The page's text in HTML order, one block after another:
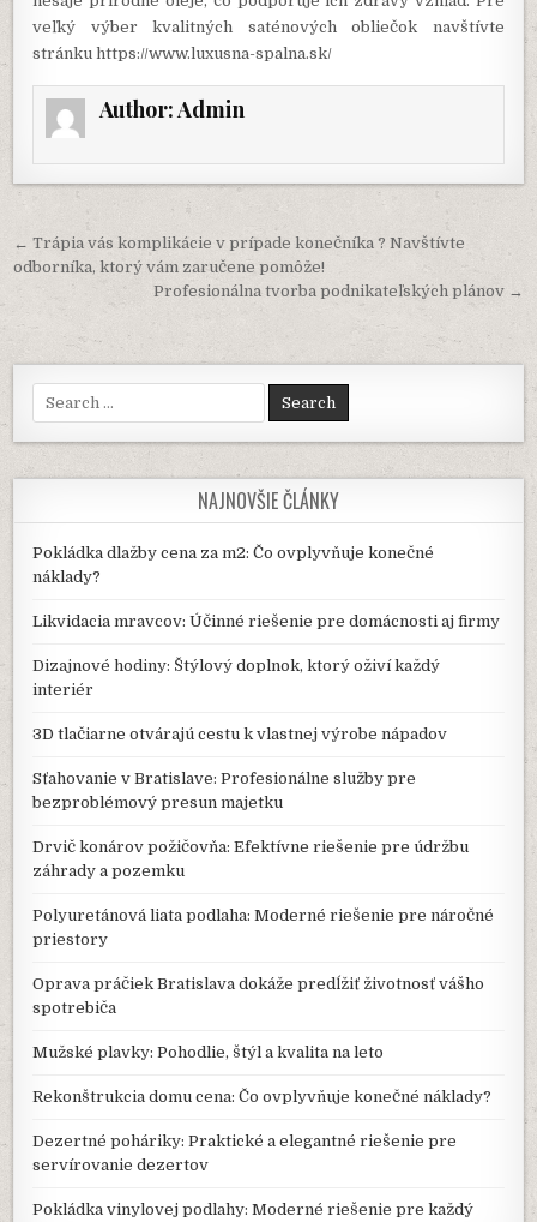
veľký výber kvalitných saténových obliečok navštívte
stránku https://www.luxusna-spalna.sk/
Author:Admin
Navigácia
v
článku
← Trápia vás komplikácie v prípade konečníka ? Navštívte
odborníka, ktorý vám zaručene pomôže!
Profesionálna tvorba podnikateľských plánov →
for:
NAJNOVŠIE ČLÁNKY
Pokládka dlažby cena za m2: Čo ovplyvňuje konečné
náklady?
Likvidacia mravcov: Účinné riešenie pre domácnosti aj firmy
Dizajnové hodiny: Štýlový doplnok, ktorý oživí každý
interiér
3D tlačiarne otvárajú cestu k vlastnej výrobe nápadov
Sťahovanie v Bratislave: Profesionálne služby pre
bezproblémový presun majetku
Drvič konárov požičovňa: Efektívne riešenie pre údržbu
záhrady a pozemku
Polyuretánová liata podlaha: Moderné riešenie pre náročné
priestory
Oprava práčiek Bratislava dokáže predĺžiť životnosť vášho
spotrebiča
Mužské plavky: Pohodlie, štýl a kvalita na leto
Rekonštrukcia domu cena: Čo ovplyvňuje konečné náklady?
Dezertné poháriky: Praktické a elegantné riešenie pre
servírovanie dezertov
Pokládka vinylovej podlahy: Moderné riešenie pre každý